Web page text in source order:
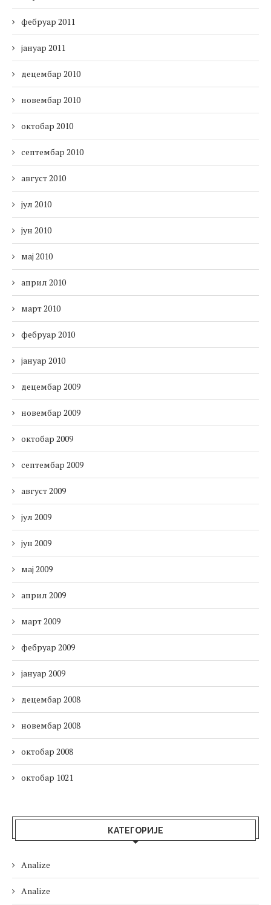
фебруар 2011
јануар 2011
децембар 2010
новембар 2010
октобар 2010
септембар 2010
август 2010
јул 2010
јун 2010
мај 2010
април 2010
март 2010
фебруар 2010
јануар 2010
децембар 2009
новембар 2009
октобар 2009
септембар 2009
август 2009
јул 2009
јун 2009
мај 2009
април 2009
март 2009
фебруар 2009
јануар 2009
децембар 2008
новембар 2008
октобар 2008
октобар 1021
КАТЕГОРИЈЕ
Analize
Analize